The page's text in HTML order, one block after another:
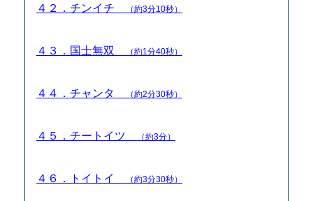
４２．チンイチ （約3分10秒）
４３．国士無双 （約1分40秒）
４４．チャンタ （約2分30秒）
４５．チートイツ （約3分）
４６．トイトイ （約3分30秒）